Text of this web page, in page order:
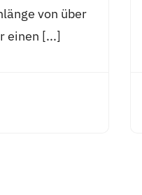
von über
einen [...]